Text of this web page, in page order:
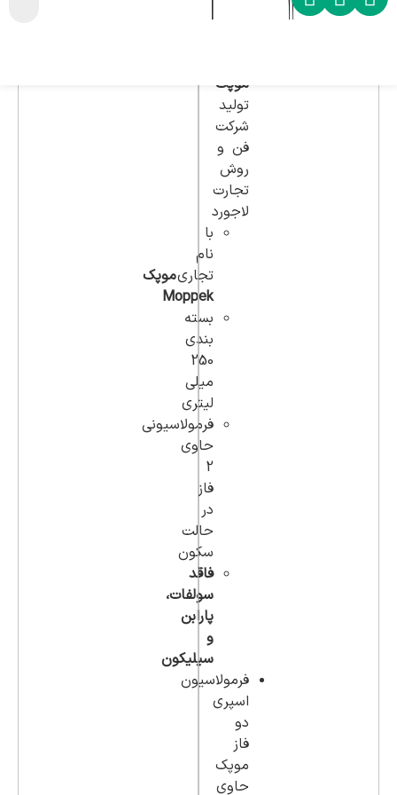
اسپری
موپک
تولید
شرکت
فن و
روش
تجارت
لاجورد
با
نام
تجاریموپک
Moppek
بسته
بندی
250
میلی
لیتری
فرمولاسیونی
حاوی
2
فاز
در
حالت
سکون
فاقد
سولفات،
پارابن
و
سیلیکون
فرمولاسیون
اسپری
دو
فاز
موپک
حاوی